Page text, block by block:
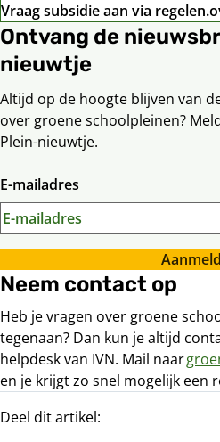
Vraag subsidie aan via
Verwijst
naar
een
website
Ontvang de
nieuwtje
Altijd op de hoogte blijven van
over groene schoolpleinen?
Plein-nieuwtje.
E-mailadres
Neem contact op
Heb je vragen over groene
tegenaan? Dan kun je altijd
helpdesk van IVN. Mail naar
en je krijgt zo snel mogelijk een
Deel dit artikel: